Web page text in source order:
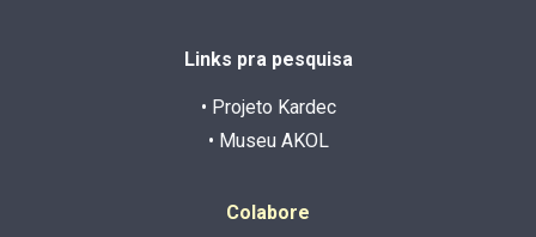
Links pra pesquisa
• Projeto Kardec
• Museu AKOL
Colabore